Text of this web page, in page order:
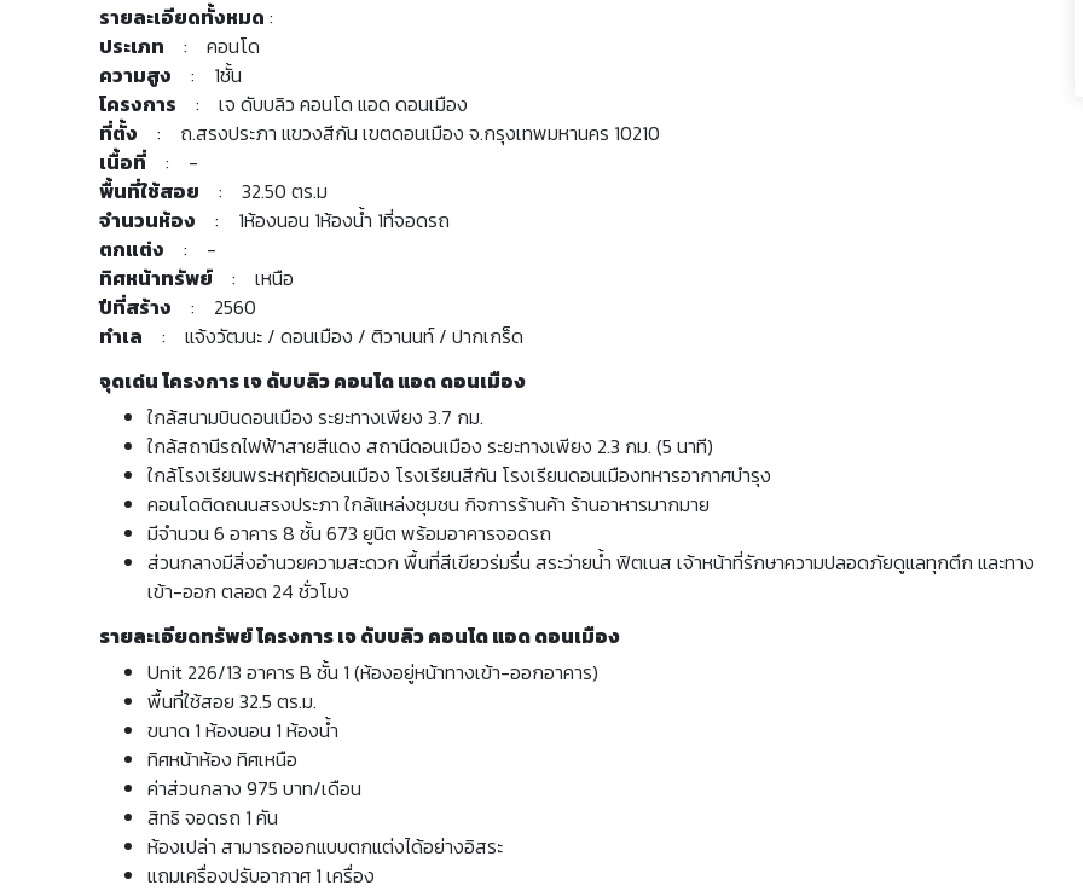
รายละเอียดทั้งหมด :
ประเภท : คอนโด
ความสูง : 1ชั้น
โครงการ : เจ ดับบลิว คอนโด แอด ดอนเมือง
ที่ตั้ง : ถ.สรงประภา แขวงสีกัน เขตดอนเมือง จ.กรุงเทพมหานคร 10210
เนื้อที่ : -
พื้นที่ใช้สอย : 32.50 ตร.ม
จำนวนห้อง : 1ห้องนอน 1ห้องน้ำ 1ที่จอดรถ
ตกแต่ง : -
ทิศหน้าทรัพย์ : เหนือ
ปีที่สร้าง : 2560
ทำเล : แจ้งวัฒนะ / ดอนเมือง / ติวานนท์ / ปากเกร็ด
จุดเด่น โครงการ เจ ดับบลิว คอนโด แอด ดอนเมือง
ใกล้สนามบินดอนเมือง ระยะทางเพียง 3.7 กม.
ใกล้สถานีรถไฟฟ้าสายสีแดง สถานีดอนเมือง ระยะทางเพียง 2.3 กม. (5 นาที)
ใกล้โรงเรียนพระหฤทัยดอนเมือง โรงเรียนสีกัน โรงเรียนดอนเมืองทหารอากาศบำรุง
คอนโดติดถนนสรงประภา ใกล้แหล่งชุมชน กิจการร้านค้า ร้านอาหารมากมาย
มีจำนวน 6 อาคาร 8 ชั้น 673 ยูนิต พร้อมอาคารจอดรถ
ส่วนกลางมีสิ่งอำนวยความสะดวก พื้นที่สีเขียวร่มรื่น สระว่ายน้ำ ฟิตเนส เจ้าหน้าที่รักษาความปลอดภัยดูแลทุกตึก และทาง
เข้า-ออก ตลอด 24 ชั่วโมง
รายละเอียดทรัพย์ โครงการ เจ ดับบลิว คอนโด แอด ดอนเมือง
Unit 226/13 อาคาร B ชั้น 1 (ห้องอยู่หน้าทางเข้า-ออกอาคาร)
พื้นที่ใช้สอย 32.5 ตร.ม.
ขนาด 1 ห้องนอน 1 ห้องน้ำ
ทิศหน้าห้อง ทิศเหนือ
ค่าส่วนกลาง 975 บาท/เดือน
สิทธิ จอดรถ 1 คัน
ห้องเปล่า สามารถออกแบบตกแต่งได้อย่างอิสระ
แถมเครื่องปรับอากาศ 1 เครื่อง